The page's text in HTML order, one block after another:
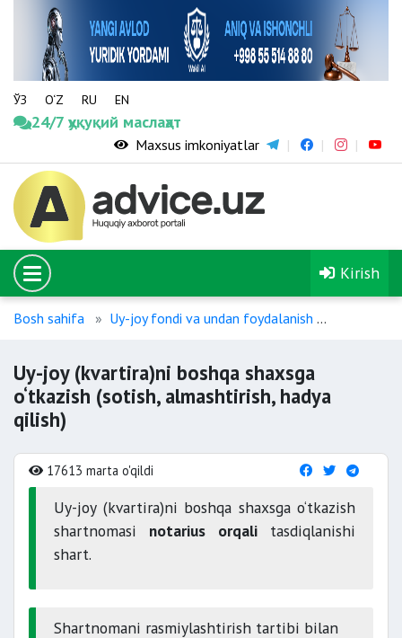
ЎЗ O‘Z RU EN
24/7 ҳуқуқий маслаҳат
Maxsus imkoniyatlar
Kirish
Bosh sahifa Uy-joy fondi va undan foydalanish
Uy-joy (kvartira)ni boshqa shaxsga
o‘tkazish (sotish, almashtirish, hadya
qilish)
17613 marta o'qildi
Uy-joy (kvartira)ni boshqa shaxsga o‘tkazish
shartnomasi notarius orqalitasdiqlanishi
shart.
Shartnomani rasmiylashtirish tartibi bilan